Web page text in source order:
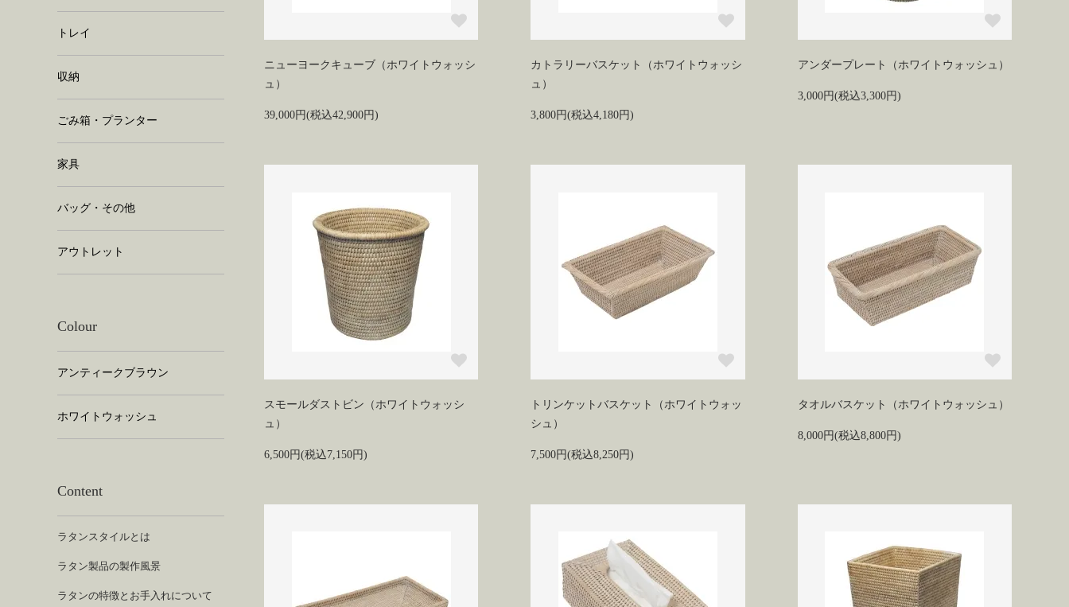
ニューヨークキューブ（ホワイトウォッシ
ュ）
39,000円(税込42,900円)
カトラリーバスケット（ホワイトウォッシ
ュ）
3,800円(税込4,180円)
アンダープレート（ホワイトウォッシュ）
3,000円(税込3,300円)
スモールダストビン（ホワイトウォッシ
ュ）
6,500円(税込7,150円)
トリンケットバスケット（ホワイトウォッ
シュ）
7,500円(税込8,250円)
タオルバスケット（ホワイトウォッシュ）
8,000円(税込8,800円)
トレイ
収納
ごみ箱・プランター
家具
バッグ・その他
アウトレット
Colour
アンティークブラウン
ホワイトウォッシュ
Content
ラタンスタイルとは
ラタン製品の製作風景
ラタンの特徴とお手入れについて